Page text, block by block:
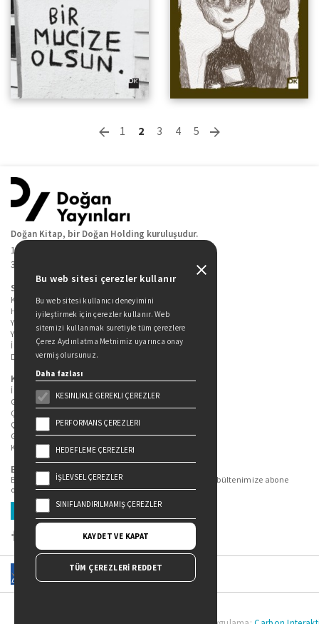
1 2 3 4 5
Doğan Kitap, bir Doğan Holding kuruluşudur.
19 Mayıs Cad. Golden Plaza No:1 Kat:10
34360 / Şişli / İstanbul
Sitede Yer Alan Sayfalar
Kitaplarımız
Hakkımızda
Yazarlarımız
Yazar Adayları İçin
İletişim
Duygu Asena Roman Ödülü
Kişisel Verilerin Korunması
İlgili Kişi Başvuru Formu
Genel Aydınlatma Metni
Çekiliş Aydınlatma Metni
Çerez Aydınlatma Metni
Gizlilik Politikası
Kullanım Şartları
Bizi Takip Edin...
En güncel kitap ve etkinliklerden haberdar olmak için bültenimize abone
olun.
Üye Ol
Bu web sitesi çerezler kullanır
Bu web sitesi kullanıcı deneyimini
iyileştirmek için çerezler kullanır. Web
sitemizi kullanmak suretiyle tüm çerezlere
Çerez Aydınlatma Metnimiz uyarınca onay
vermiş olursunuz.
Daha fazlası
KESINLIKLE GEREKLI ÇEREZLER
PERFORMANS ÇEREZLERI
HEDEFLEME ÇEREZLERI
İŞLEVSEL ÇEREZLER
SINIFLANDIRILMAMIŞ ÇEREZLER
KAYDET VE KAPAT
TÜM ÇEREZLERİ REDDET